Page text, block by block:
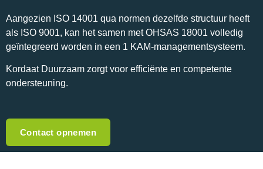
Aangezien ISO 14001 qua normen dezelfde structuur heeft
als ISO 9001, kan het samen met OHSAS 18001 volledig
geïntegreerd worden in een 1 KAM-managementsysteem.
Kordaat Duurzaam zorgt voor efficiënte en competente
ondersteuning.
Contact opnemen